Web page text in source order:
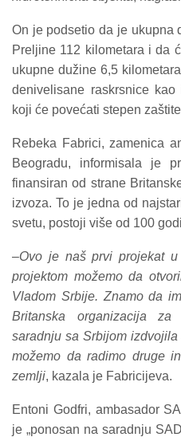
On je podsetio da je ukupna
Preljine 112 kilometara i da
ukupne dužine 6,5
denivelisane raskrsnice
koji će povećati stepen
Rebeka Fabrici, zamenica
Beogradu, informisala je
finansiran od strane
izvoza. To je jedna od
svetu, postoji više od 100
–Ovo je naš prvi projekat
projektom možemo da
Vladom Srbije. Znamo da
Britanska organizacija
saradnju sa Srbijom
možemo da radimo druge
zemlji, kazala je Fabricijeva.
Entoni Godfri, ambasador
je „ponosan na saradnju